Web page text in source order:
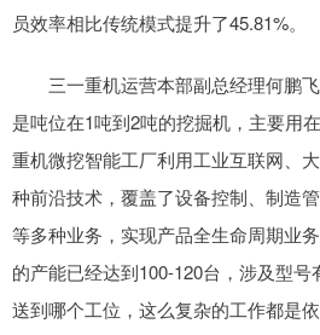
员效率相比传统模式提升了45.81%。
三一重机运营本部副总经理何鹏飞
是吨位在1吨到2吨的挖掘机，主要用
重机微挖智能工厂利用工业互联网、
种前沿技术，覆盖了设备控制、制造
等多种业务，实现产品全生命周期业
的产能已经达到100-120台，涉及型
送到哪个工位，这么复杂的工作都是